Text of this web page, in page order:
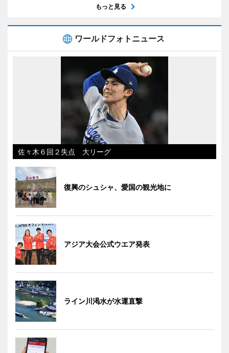
もっと見る
ワールドフォトニュース
佐々木６回２失点 大リーグ
復興のシュシャ、愛国の観光地に
アジア大会公式ウエア発表
ライン川渇水が水運直撃